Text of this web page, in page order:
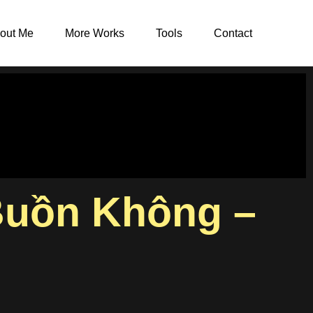
Me More Works Tools Contact
Không –